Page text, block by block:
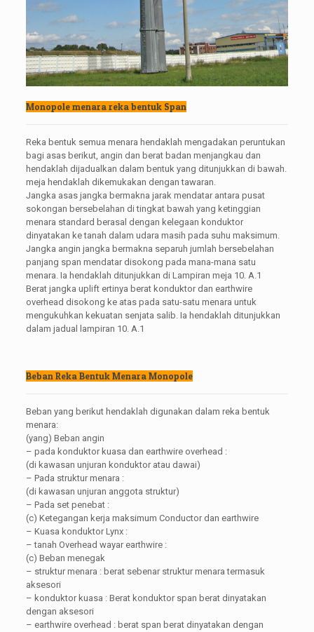
Monopole menara reka bentuk Span
Reka bentuk semua menara hendaklah mengadakan peruntukan
bagi asas berikut, angin dan berat badan menjangkau dan
hendaklah dijadualkan dalam bentuk yang ditunjukkan di bawah.
meja hendaklah dikemukakan dengan tawaran.
Jangka asas jangka bermakna jarak mendatar antara pusat
sokongan bersebelahan di tingkat bawah yang ketinggian
menara standard berasal dengan kelegaan konduktor
dinyatakan ke tanah dalam udara masih pada suhu maksimum.
Jangka angin jangka bermakna separuh jumlah bersebelahan
panjang span mendatar disokong pada mana-mana satu
menara. Ia hendaklah ditunjukkan di Lampiran meja 10. A.1
Berat jangka uplift ertinya berat konduktor dan earthwire
overhead disokong ke atas pada satu-satu menara untuk
mengukuhkan kekuatan senjata salib. Ia hendaklah ditunjukkan
dalam jadual lampiran 10. A.1
Beban Reka Bentuk Menara Monopole
Beban yang berikut hendaklah digunakan dalam reka bentuk
menara:
(yang) Beban angin
– pada konduktor kuasa dan earthwire overhead :
(di kawasan unjuran konduktor atau dawai)
– Pada struktur menara :
(di kawasan unjuran anggota struktur)
– Pada set penebat :
(c) Ketegangan kerja maksimum Conductor dan earthwire
– Kuasa konduktor Lynx :
– tanah Overhead wayar earthwire :
(c) Beban menegak
– struktur menara : berat sebenar struktur menara termasuk
aksesori
– konduktor kuasa : Berat konduktor span berat dinyatakan
dengan aksesori
– earthwire overhead : berat span berat dinyatakan dengan